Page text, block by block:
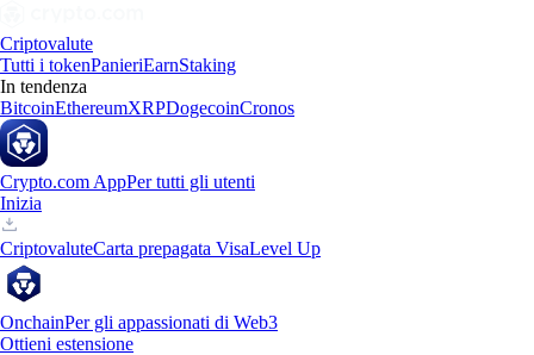
Criptovalute
Tutti i tokenPanieriEarnStaking
In tendenza
BitcoinEthereumXRPDogecoinCronos
Crypto.com AppPer tutti gli utenti
Inizia
CriptovaluteCarta prepagata VisaLevel Up
OnchainPer gli appassionati di Web3
Ottieni estensione